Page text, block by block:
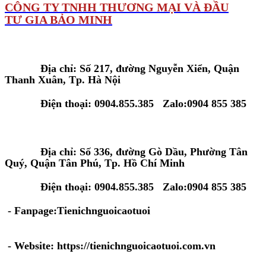
CÔNG TY TNHH THƯƠNG MẠI VÀ ĐẦU
TƯ GIA BẢO MINH
Địa chỉ: Số 217, đường Nguyễn Xiển, Quận
Thanh Xuân, Tp. Hà Nội
Điện thoại: 0904.855.385 Zalo:0904 855 385
Địa chỉ: Số 336, đường Gò Dầu, Phường Tân
Quý, Quận Tân Phú, Tp. Hồ Chí Minh
Điện thoại: 0904.855.385 Zalo:0904 855 385
- Fanpage:Tienichnguoicaotuoi
- Website: https://tienichnguoicaotuoi.com.vn